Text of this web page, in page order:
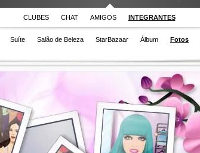
CLUBES CHAT AMIGOS INTEGRANTES
Suíte Salão de Beleza StarBazaar Álbum Fotos